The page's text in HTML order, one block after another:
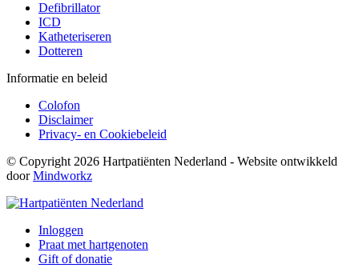
Defibrillator
ICD
Katheteriseren
Dotteren
Informatie en beleid
Colofon
Disclaimer
Privacy- en Cookiebeleid
© Copyright 2026 Hartpatiënten Nederland - Website ontwikkeld
doorMindworkz
Inloggen
Praat met hartgenoten
Gift of donatie